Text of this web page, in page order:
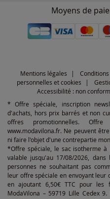
Moyens de
Mentions légales
personnelles et cookies
Accessibilité : non
* Offre spéciale, inscription
d'achats, hors prix barrés et non
offres promotionnelles.
www.modavilona.fr. Ne peuvent
ni faire l'objet d'une contrepartie
*Offre spéciale, le sac isotherme
valable jusqu'au 17/08/2026,
personnes ne souhaitant pas
leur offre spéciale en envoyant leur
en ajoutant 6,50€ TTC pour les
ModaVilona – 59719 Lille Cedex